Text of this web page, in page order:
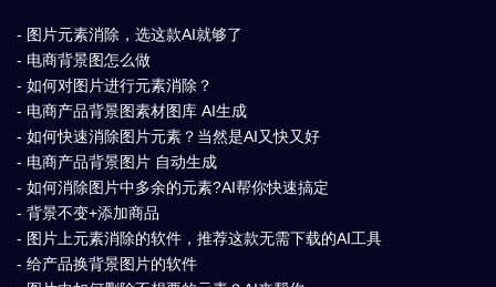
- 图片元素消除，选这款AI就够了
- 电商背景图怎么做
- 如何对图片进行元素消除？
- 电商产品背景图素材图库 AI生成
- 如何快速消除图片元素？当然是AI又快又好
- 电商产品背景图片 自动生成
- 如何消除图片中多余的元素?AI帮你快速搞定
- 背景不变+添加商品
- 图片上元素消除的软件，推荐这款无需下载的AI工具
- 给产品换背景图片的软件